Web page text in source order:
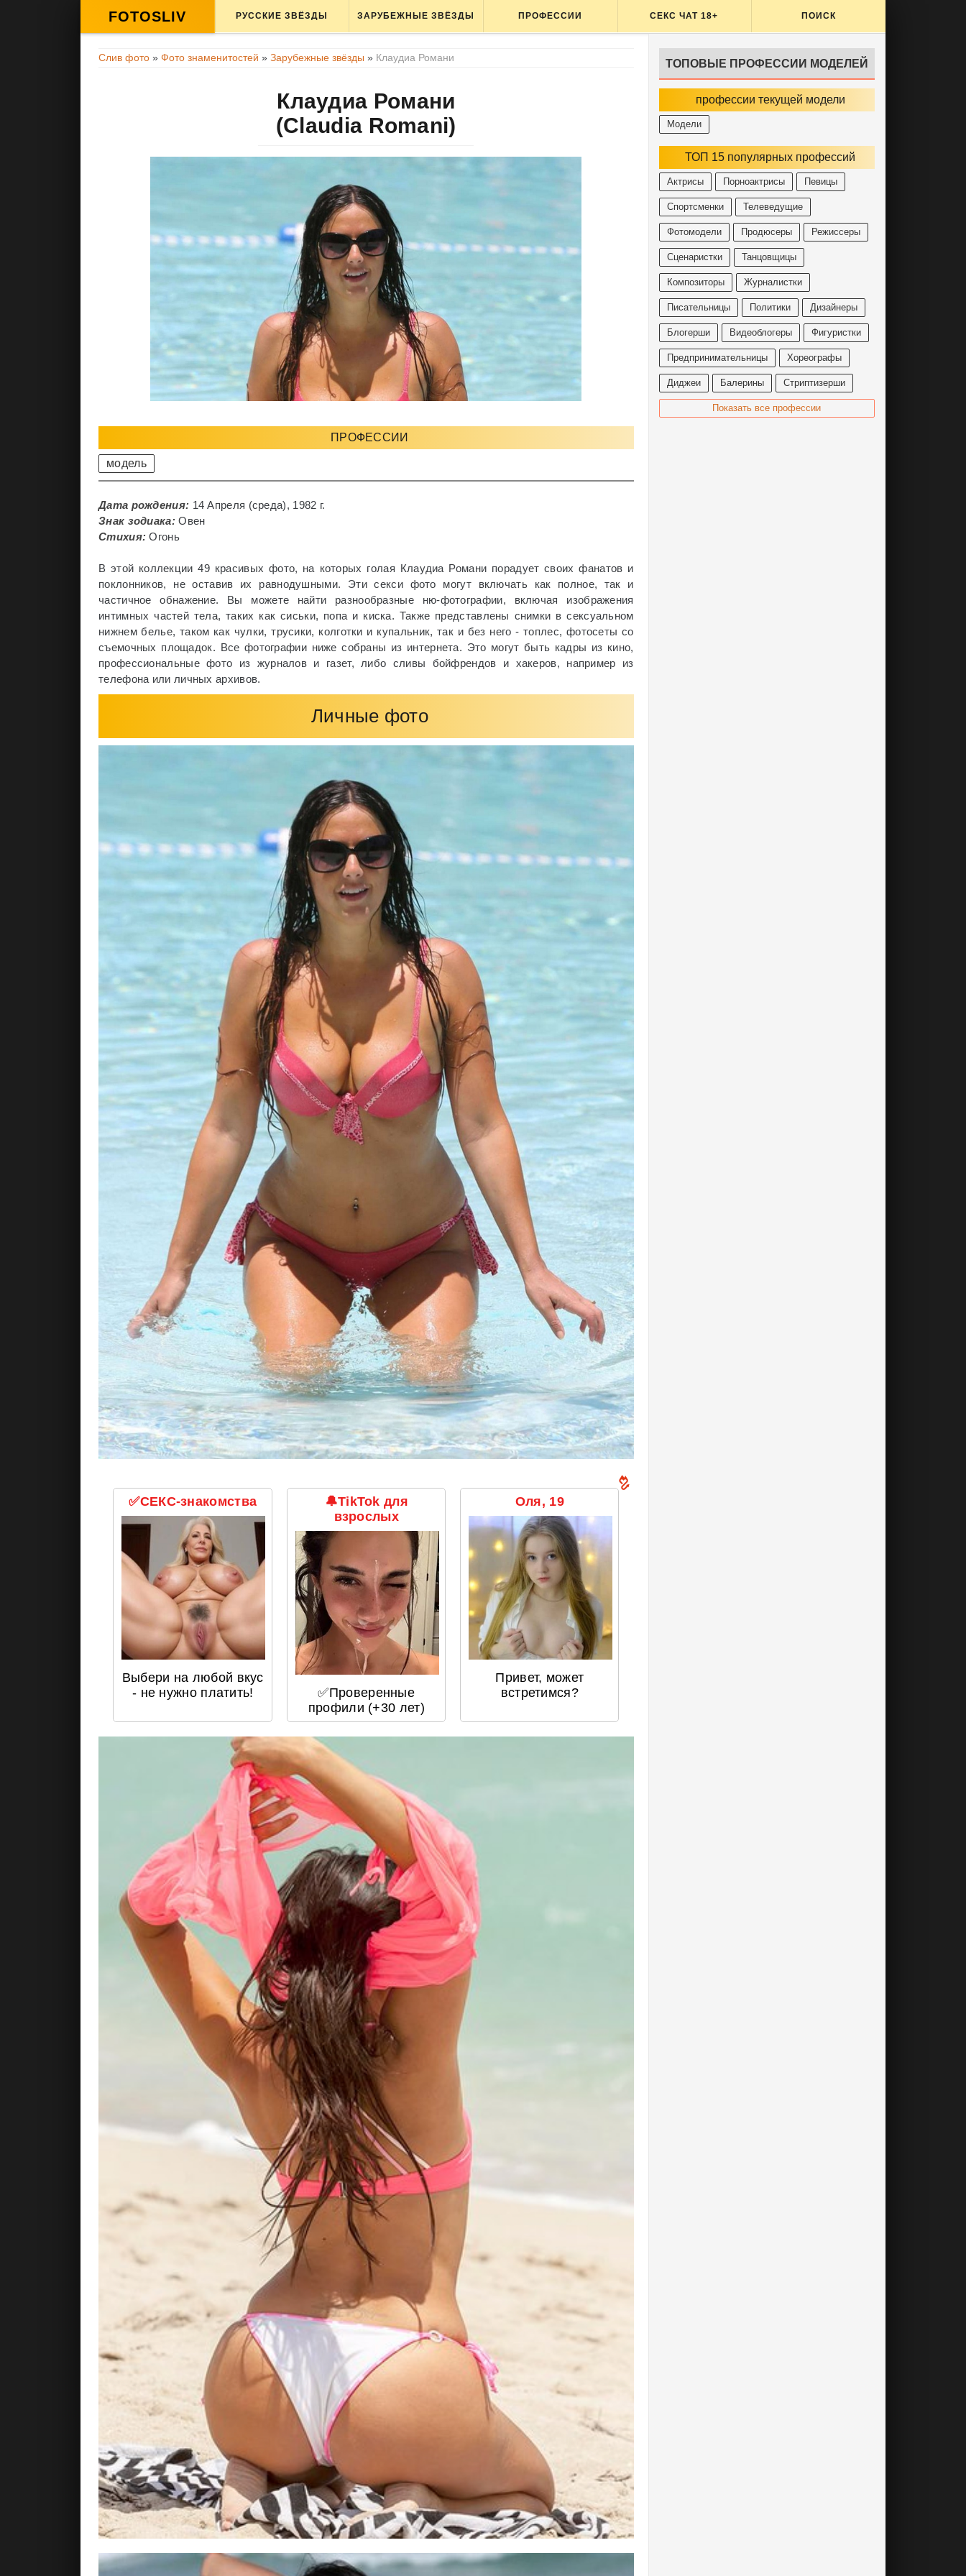
FOTOSLIV РУССКИЕ ЗВЁЗДЫ ЗАРУБЕЖНЫЕ ЗВЁЗДЫ ПРОФЕССИИ СЕКС ЧАТ 18+ ПОИСК
Слив фото » Фото знаменитостей » Зарубежные звёзды » Клаудиа Романи
Клаудиа Романи
(Claudia Romani)
ПРОФЕССИИ
модель
Дата рождения: 14 Апреля (среда), 1982 г.
Знак зодиака:Овен
Стихия: Огонь
В этой коллекции 49 красивых фото, на которых голая Клаудиа Романи порадует своих фанатов и
поклонников, не оставив их равнодушными. Эти секси фото могут включать как полное, так и
частичное обнажение. Вы можете найти разнообразные ню-фотографии, включая изображения
интимных частей тела, таких как сиськи, попа и киска. Также представлены снимки в сексуальном
нижнем белье, таком как чулки, трусики, колготки и купальник, так и без него - топлес, фотосеты со
съемочных площадок. Все фотографии ниже собраны из интернета. Это могут быть кадры из кино,
профессиональные фото из журналов и газет, либо сливы бойфрендов и хакеров, например из
телефона или личных архивов.
Личные фото
✅СЕКС-знакомства
Выбери на любой вкус
- не нужно платить!
🔔TikTok для
взрослых
✅Проверенные
профили (+30 лет)
Оля, 19
Привет, может
встретимся?
ТОПОВЫЕ ПРОФЕССИИ МОДЕЛЕЙ
профессии текущей модели
Модели
ТОП 15 популярных профессий
Актрисы Порноактрисы Певицы
Спортсменки Телеведущие
Фотомодели Продюсеры Режиссеры
Сценаристки Танцовщицы
Композиторы Журналистки
Писательницы Политики Дизайнеры
Блогерши Видеоблогеры Фигуристки
Предпринимательницы Хореографы
Диджеи Балерины Стриптизерши
Показать все профессии